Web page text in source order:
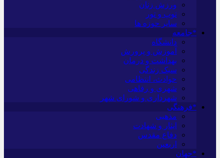
ورزش زنان
توپ و تور
سایر حوزه ها
*جامعه
دانشگاه
آموزش و پرورش
بهداشت و درمان
سبک زندگی
حوادث، انتظامی
شهری و رفاهی
شهرداری و شورای شهر
*فرهنگی
مذهبی
ایثار و شهادت
دفاع مقدس
اربعین
*جهان